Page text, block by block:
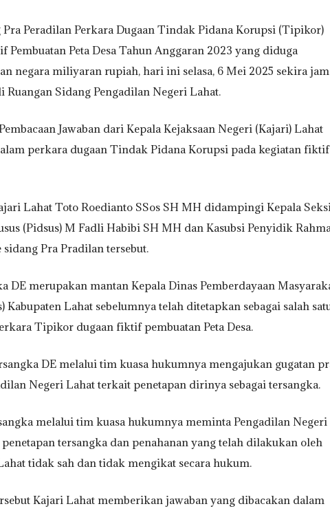
Peradilan Perkara Dugaan Tindak Pidana Korupsi (Tipikor)
Pembuatan Peta Desa Tahun Anggaran 2023 yang diduga
negara miliyaran rupiah, hari ini selasa, 6 Mei 2025 sekira jam
Ruangan Sidang Pengadilan Negeri Lahat.
Jawaban dari Kepala Kejaksaan Negeri (Kajari) Lahat
perkara dugaan Tindak Pidana Korupsi pada kegiatan fiktif
Lahat Toto Roedianto SSos SH MH didampingi Kepala
(Pidsus) M Fadli Habibi SH MH dan Kasubsi Penyidik
Pra Pradilan tersebut.
DE merupakan mantan Kepala Dinas Pemberdayaan
Kabupaten Lahat sebelumnya telah ditetapkan sebagai salah
Tipikor dugaan fiktif pembuatan Peta Desa.
DE melalui tim kuasa hukumnya mengajukan gugatan
Negeri Lahat terkait penetapan dirinya sebagai tersangka.
melalui tim kuasa hukumnya meminta Pengadilan Negeri
tersangka dan penahanan yang telah dilakukan oleh
tidak sah dan tidak mengikat secara hukum.
Kajari Lahat memberikan jawaban yang dibacakan dalam